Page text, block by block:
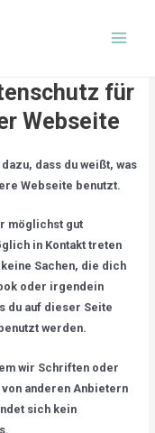
für
Webseite
dass du weißt, was
Webseite benutzt.
möglichst gut
in Kontakt treten
Sachen, die dich
oder irgendein
du auf dieser Seite
werden.
wir Schriften oder
anderen Anbietern
sich kein